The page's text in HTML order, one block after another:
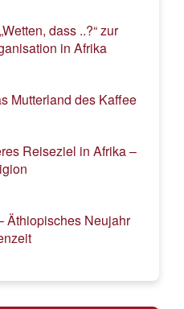
dass ..?“ zur
in Afrika
Mutterland des Kaffee
Reiseziel in Afrika –
Äthiopisches Neujahr